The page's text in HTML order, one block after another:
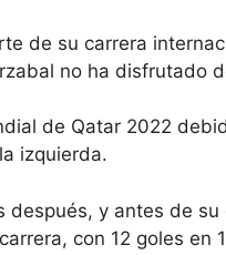
de su carrera
no ha disfrutado
de Qatar 2022
izquierda.
después, y antes de
con 12 goles en